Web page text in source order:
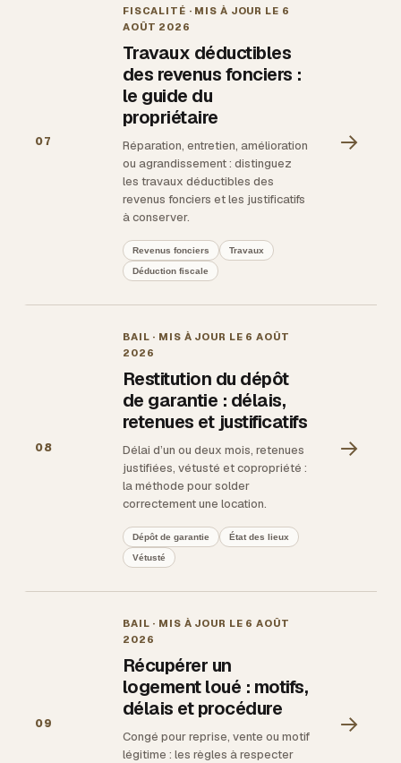
07
FISCALITÉ · MIS À JOUR LE 6
AOÛT 2026
Travaux déductibles
des revenus fonciers :
le guide du
propriétaire
Réparation, entretien, amélioration
ou agrandissement : distinguez
les travaux déductibles des
revenus fonciers et les justificatifs
à conserver.
Revenus fonciers Travaux
Déduction fiscale
→
08
BAIL · MIS À JOUR LE 6 AOÛT
2026
Restitution du dépôt
de garantie : délais,
retenues et justificatifs
Délai d’un ou deux mois, retenues
justifiées, vétusté et copropriété :
la méthode pour solder
correctement une location.
Dépôt de garantie État des lieux
Vétusté
→
09
BAIL · MIS À JOUR LE 6 AOÛT
2026
Récupérer un
logement loué : motifs,
délais et procédure
Congé pour reprise, vente ou motif
légitime : les règles à respecter
→